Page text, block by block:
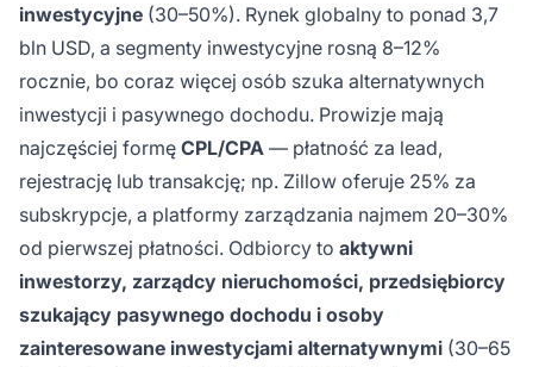
inwestycyjne (30–50%). Rynek globalny to ponad 3,7
bln USD, a segmenty inwestycyjne rosną 8–12%
rocznie, bo coraz więcej osób szuka alternatywnych
inwestycji i pasywnego dochodu. Prowizje mają
najczęściej formę CPL/CPA — płatność za lead,
rejestrację lub transakcję; np. Zillow oferuje 25% za
subskrypcje, a platformy zarządzania najmem 20–30%
od pierwszej płatności. Odbiorcy to aktywni
inwestorzy, zarządcy nieruchomości, przedsiębiorcy
szukający pasywnego dochodu i osoby
zainteresowane inwestycjami alternatywnymi (30–65